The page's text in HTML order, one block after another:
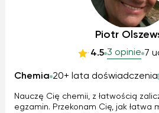
Piotr
4.5 3 opinie 7
Chemia 20+ lata doświadczenia
Nauczę Cię chemii, z łatwością
egzamin. Przekonam Cię, jak łatwa